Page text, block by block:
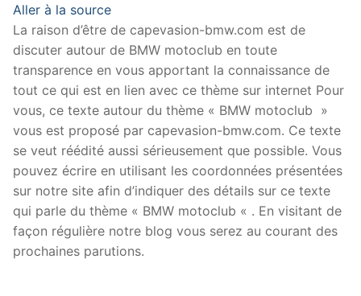
Aller à la source
La raison d’être de capevasion-bmw.com est de
discuter autour de BMW motoclub en toute
transparence en vous apportant la connaissance de
tout ce qui est en lien avec ce thème sur internet Pour
vous, ce texte autour du thème « BMW motoclub »
vous est proposé par capevasion-bmw.com. Ce texte
se veut réédité aussi sérieusement que possible. Vous
pouvez écrire en utilisant les coordonnées présentées
sur notre site afin d’indiquer des détails sur ce texte
qui parle du thème « BMW motoclub « . En visitant de
façon régulière notre blog vous serez au courant des
prochaines parutions.